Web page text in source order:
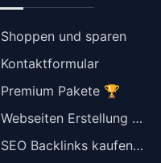
Shoppen und sparen
Kontaktformular
Premium Pakete 🏆
Webseiten Erstellung ✨
SEO Backlinks kaufen 🔗